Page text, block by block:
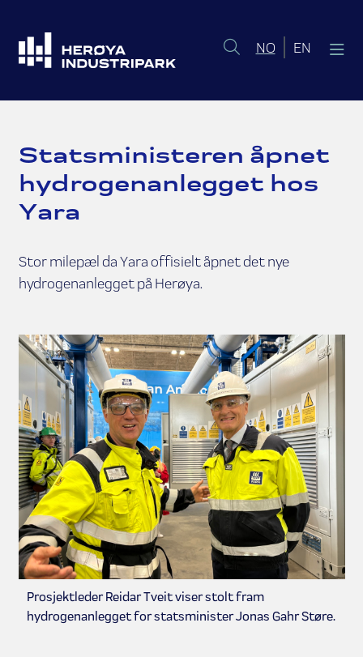
NONorsk bokmål
EN
Statsministeren åpnet
hydrogenanlegget hos
Yara
Stor milepæl da Yara offisielt åpnet det nye
hydrogenanlegget på Herøya.
Prosjektleder Reidar Tveit viser stolt fram
hydrogenanlegget for statsminister Jonas Gahr Støre.